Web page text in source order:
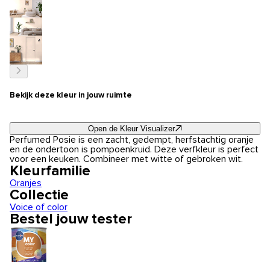
Bekijk deze kleur in jouw ruimte
Open de Kleur Visualizer
Perfumed Posie is een zacht, gedempt, herfstachtig oranje
en de ondertoon is pompoenkruid. Deze verfkleur is perfect
voor een keuken. Combineer met witte of gebroken wit.
Kleurfamilie
Oranjes
Collectie
Voice of color
Bestel jouw tester